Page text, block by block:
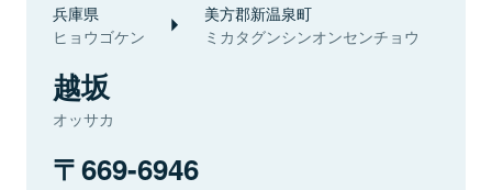
兵庫県
ヒョウゴケン
美方郡新温泉町
ミカタグンシンオンセンチョウ
越坂
オッサカ
669-6946